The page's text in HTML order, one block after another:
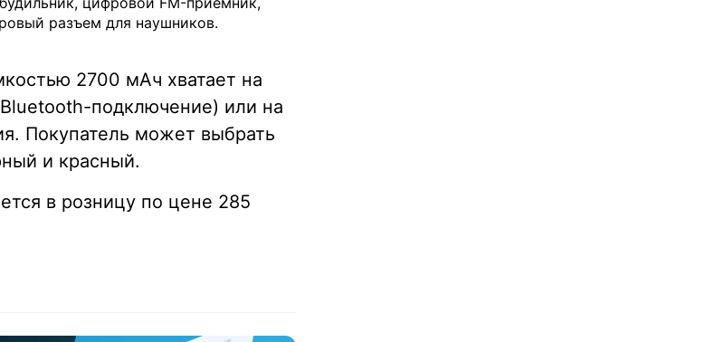
разъем для наушников.
2700 мАч хватает на
подключение) или на
Покупатель может выбрать
и красный.
в розницу по цене 285